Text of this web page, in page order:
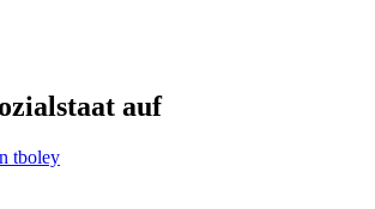
auf
tboley